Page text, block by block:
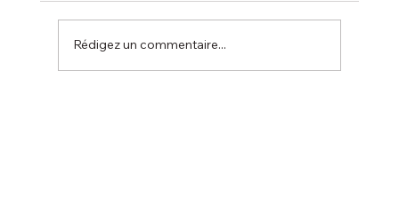
Rédigez un commentaire...